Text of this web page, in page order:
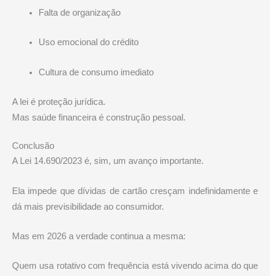
Falta de organização
Uso emocional do crédito
Cultura de consumo imediato
A lei é proteção jurídica.
Mas saúde financeira é construção pessoal.
Conclusão
A Lei 14.690/2023 é, sim, um avanço importante.
Ela impede que dívidas de cartão cresçam indefinidamente e
dá mais previsibilidade ao consumidor.
Mas em 2026 a verdade continua a mesma:
Quem usa rotativo com frequência está vivendo acima do que